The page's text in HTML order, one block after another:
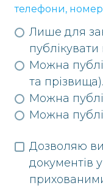
телефони,
Лише для
публікувати
Можна
та прізвища).
Можна
Можна
Дозволяю
документів